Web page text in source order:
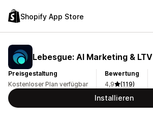
Shopify App Store
Lebesgue: AI Marketing & LTV
Preisgestaltung
Kostenloser Plan verfügbar
Bewertung
4,9
(119)
Installieren